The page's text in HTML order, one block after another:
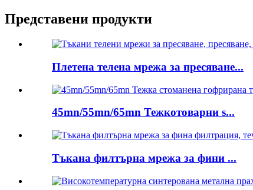
Представени продукти
Плетена телена мрежа за пресяване...
45mn/55mn/65mn Тежкотоварни s...
Тъкана филтърна мрежа за фини ...